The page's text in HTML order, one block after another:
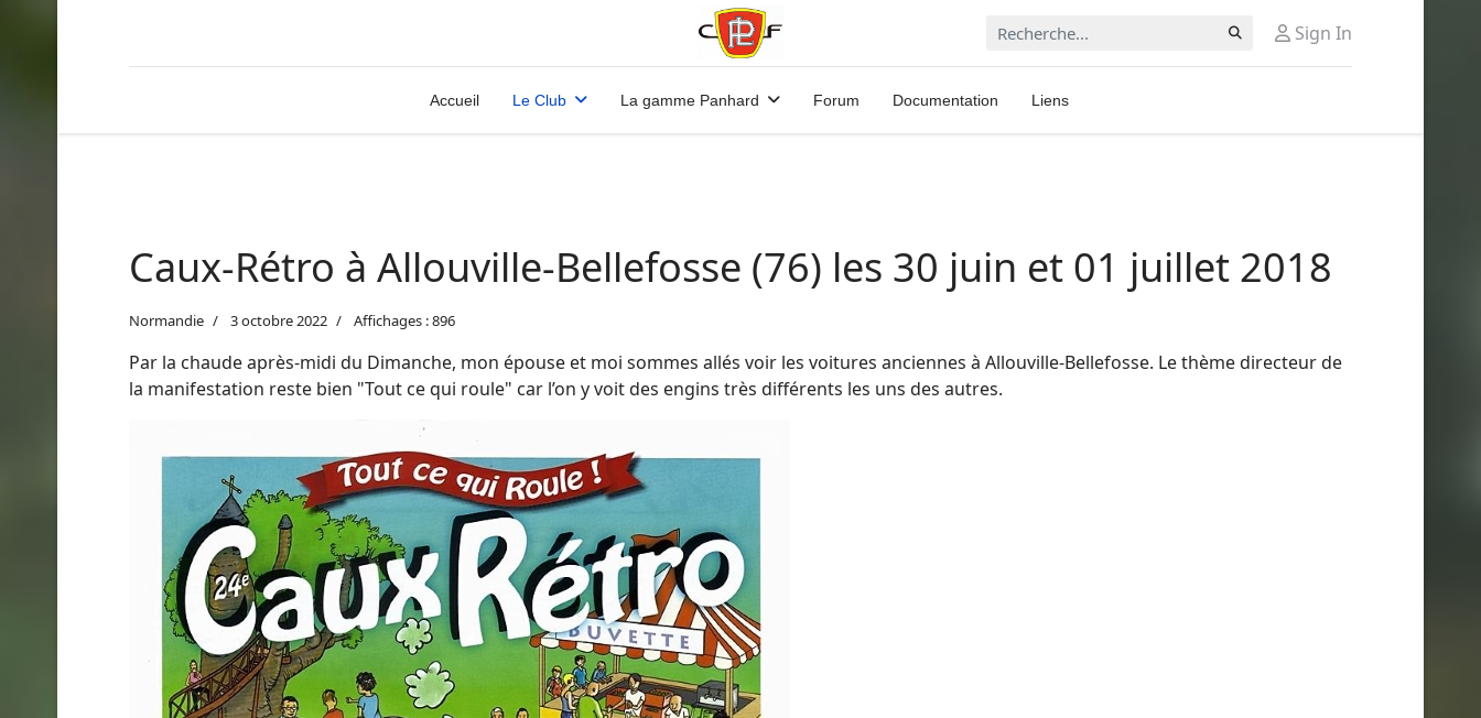
Rechercher Sign In
Accueil Le Club La gamme Panhard Forum Documentation Liens
Caux-Rétro à Allouville-Bellefosse (76) les 30 juin et 01 juillet 2018
Normandie 3 octobre 2022 Affichages : 896
Par la chaude après-midi du Dimanche, mon épouse et moi sommes allés voir les voitures anciennes à Allouville-Bellefosse. Le thème directeur de
la manifestation reste bien "Tout ce qui roule" car l’on y voit des engins très différents les uns des autres.